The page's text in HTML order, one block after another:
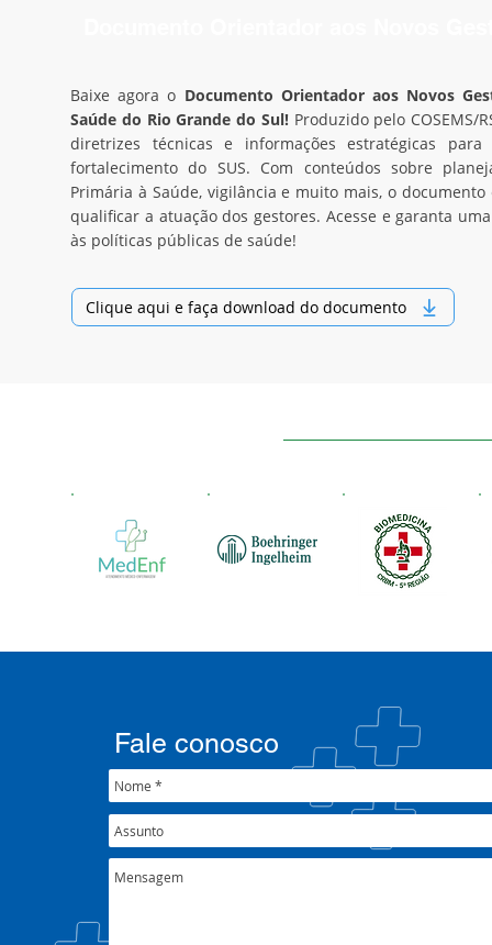
Baixe agora o Documento Orientador aos Novos
Saúde do Rio Grande do Sul!Produzido pelo COSEMS/
diretrizes técnicas e informações estratégicas
fortalecimento do SUS. Com conteúdos sobre
Primária à Saúde, vigilância e muito mais, o
qualificar a atuação dos gestores. Acesse e garanta
às políticas públicas de saúde!
Clique aqui e faça download do documento
Fale conosco